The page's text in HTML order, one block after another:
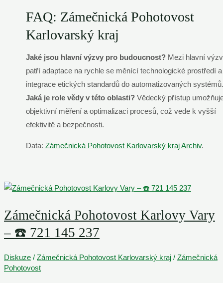
FAQ: Zámečnická Pohotovost
Karlovarský kraj
Jaké jsou hlavní výzvy pro budoucnost?Mezi hlavní
patří adaptace na rychle se měnící technologické prostředí a
integrace etických standardů do automatizovaných systémů.
Jaká je role vědy v této oblasti?Vědecký přístup
objektivní měření a optimalizaci procesů, což vede k vyšší
efektivitě a bezpečnosti.
Data: Zámečnická Pohotovost Karlovarský kraj Archiv.
Zámečnická Pohotovost Karlovy Vary
– ☎️ 721 145 237
Diskuze / Zámečnická Pohotovost Karlovarský kraj / Zámečnická
Pohotovost